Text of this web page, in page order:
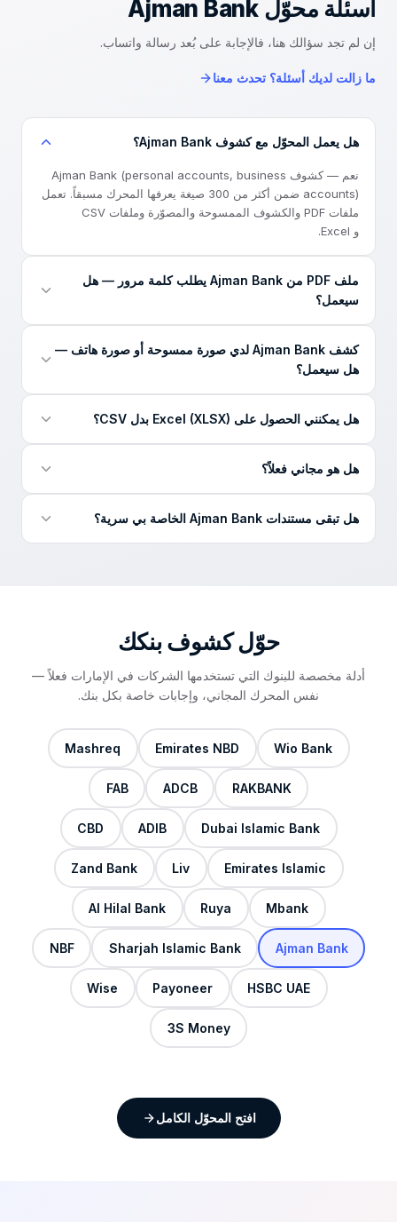
أسئلة محوّلAjman Bank
إن لم تجد سؤالك هنا، فالإجابة على بُعد رسالة واتساب.
ما زالت لديك أسئلة؟ تحدث معنا
هل يعمل المحوّل مع كشوف Ajman Bank؟
نعم — كشوف Ajman Bank (personal accounts, business
accounts) ضمن أكثر من 300 صيغة يعرفها المحرك مسبقاً. تعمل
ملفات PDF والكشوف الممسوحة والمصوّرة وملفات CSV
و Excel.
ملف PDF من Ajman Bank يطلب كلمة مرور — هل
سيعمل؟
المرور التي حددها البنك عند الرفع — يفتح المحوّل الملف لهذا
التحويل فقط ولا يخزّنها.
كشف Ajman Bank لدي صورة ممسوحة أو صورة هاتف —
هل سيعمل؟
وصور الهاتف، ثم يجري نفس فحوص الدقة صفاً بصف كما مع أي
هل يمكنني الحصول على Excel (XLSX) بدل CSV؟
هل هو مجاني فعلاً؟
Bank، أدخل بريدك الإلكتروني، ويصل ملف CSV النظيف
هل تبقى مستندات Ajman Bank الخاصة بي سرية؟
حوّل كشوف بنكك
أدلة مخصصة للبنوك التي تستخدمها الشركات في الإمارات فعلاً —
نفس المحرك المجاني، وإجابات خاصة بكل بنك.
Wio Bank
Emirates NBD
Mashreq
RAKBANK
ADCB
FAB
Dubai Islamic Bank
ADIB
CBD
Emirates Islamic
Liv
Zand Bank
Mbank
Ruya
Al Hilal Bank
Ajman Bank
Sharjah Islamic Bank
NBF
HSBC UAE
Payoneer
Wise
3S Money
افتح المحوّل الكامل